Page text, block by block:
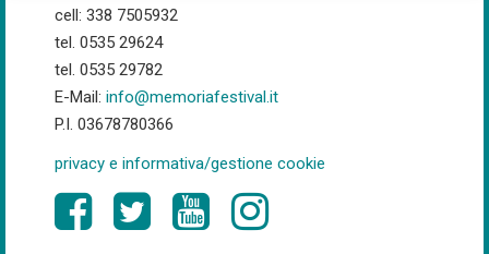
cell: 338 7505932
tel. 0535 29624
tel. 0535 29782
E-Mail: info@memoriafestival.it
P.I. 03678780366
privacy e informativa/gestione cookie